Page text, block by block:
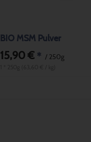
BIO MSM Pulver
15,90 € * / 250g